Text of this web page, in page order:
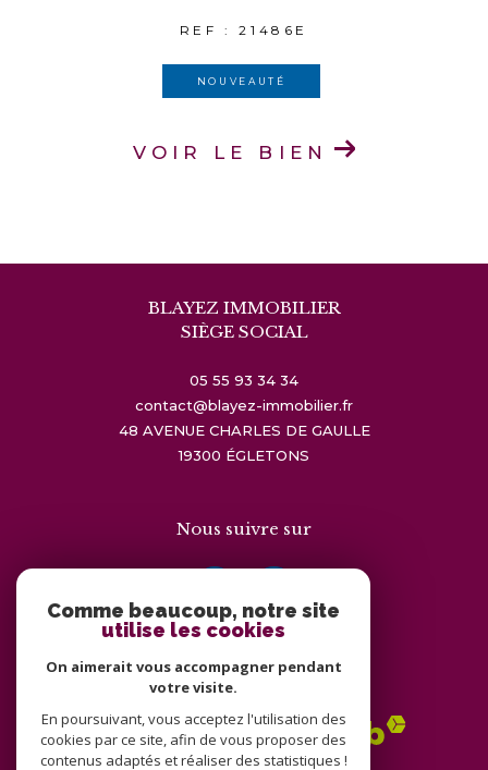
REF : 21486E
NOUVEAUTÉ
VOIR LE BIEN
BLAYEZ IMMOBILIER
SIÈGE SOCIAL
05 55 93 34 34
contact@blayez-immobilier.fr
48 AVENUE CHARLES DE GAULLE
19300
ÉGLETONS
Nous suivre sur
Adhérents
Comme beaucoup, notre site
utilise les cookies
On aimerait vous accompagner pendant
votre visite.
En poursuivant, vous acceptez l'utilisation des
cookies par ce site, afin de vous proposer des
contenus adaptés et réaliser des statistiques !